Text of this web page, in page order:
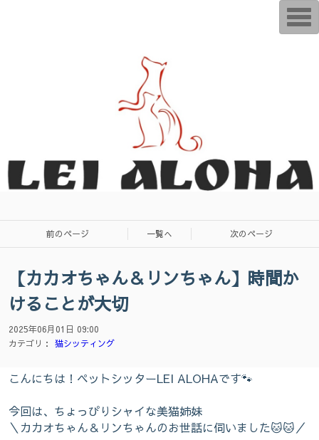
前のページ 一覧へ 次のページ
【カカオちゃん＆リンちゃん】時間か
けることが大切
2025年06月01日 09:00
カテゴリ：
猫シッティング
こんにちは！ペットシッターLEI ALOHAです🐾
今回は、ちょっぴりシャイな美猫姉妹
＼カカオちゃん＆リンちゃんのお世話に伺いました🐱🐱／
T
o
g
o